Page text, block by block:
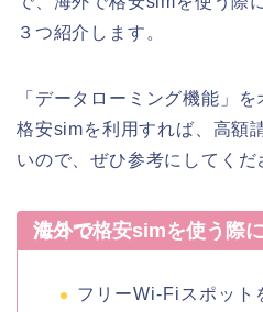
３つ紹介します。
「データローミング機能」
格安simを利用すれば、高額
いので、ぜひ参考にしてくだ
海外で格安simを使う際に高額請求を避ける方法３つ
フリーWi-Fiスポット